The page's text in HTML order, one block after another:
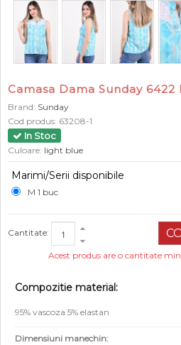
Camasa Dama Sunday
Brand: Sunday
Cod produs: 63208-1
In Stoc
Culoare: light blue
Marimi/Serii disponibile
M 1 buc
Cantitate:
Acest produs are o cantitate
Compozitie material:
95% vascoza 5% elastan
Dimensiuni manechin: